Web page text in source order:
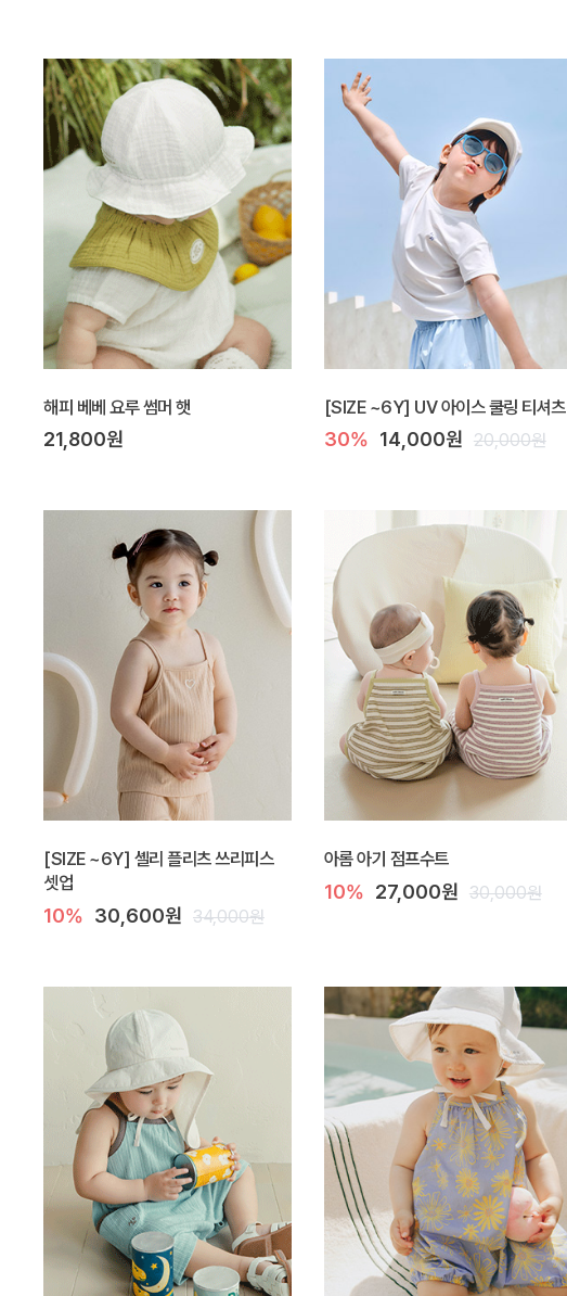
해피 베베 요루 썸머 햇
21,800원
[SIZE ~6Y] UV 아이스 쿨링 티셔츠
30% 14,000원 20,000원
[SIZE ~6Y] 셸리 플리츠 쓰리피스
셋업
10% 30,600원 34,000원
아롬 아기 점프수트
10% 27,000원 30,000원